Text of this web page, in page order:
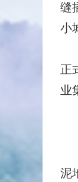
缝
小
正
业
泥